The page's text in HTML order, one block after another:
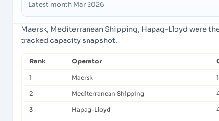
Latest month Mar 2026
Maersk, Mediterranean Shipping, Hapag-Lloyd were
tracked capacity snapshot.
Rank Operator
1 Maersk
2 Mediterranean Shipping
3 Hapag-Lloyd